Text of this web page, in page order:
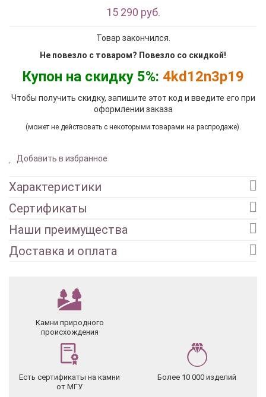
15 290 руб.
Товар закончился.
Не повезло с товаром? Повезло со скидкой!
Купон на скидку 5%: 4kd12n3p19
Чтобы получить скидку, запишите этот код и введите его при
оформлении заказа
(может не действовать с некоторыми товарами на распродаже).
Добавить в избранное
Характеристики
Сертификаты
Наши преимущества
Доставка и оплата
Камни природного
происхождения
Есть сертификаты на камни
от МГУ
Более 10 000 изделий